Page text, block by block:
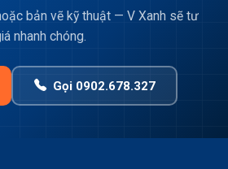
bản vẽ kỹ thuật — V Xanh sẽ tư
nhanh chóng.
Gọi 0902.678.327